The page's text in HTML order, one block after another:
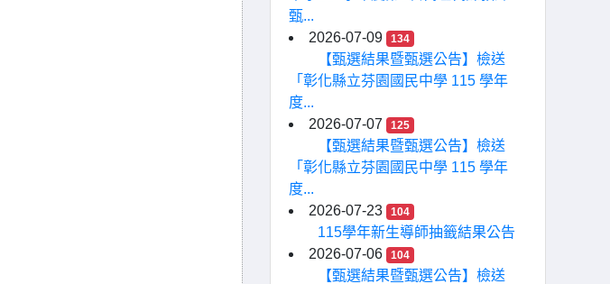
甄...
2026-07-09
134
【甄選結果暨甄選公告】檢送
「彰化縣立芬園國民中學 115 學年
度...
2026-07-07
125
【甄選結果暨甄選公告】檢送
「彰化縣立芬園國民中學 115 學年
度...
2026-07-23
104
115學年新生導師抽籤結果公告
2026-07-06
104
【甄選結果暨甄選公告】檢送